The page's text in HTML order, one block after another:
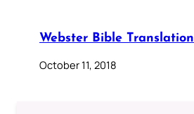
Webster Bible Translation
October 11, 2018